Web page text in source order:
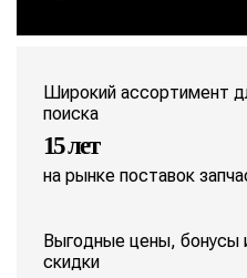
Широкий ассортимент
поиска
15 лет
на рынке поставок
Выгодные цены, бонусы
скидки